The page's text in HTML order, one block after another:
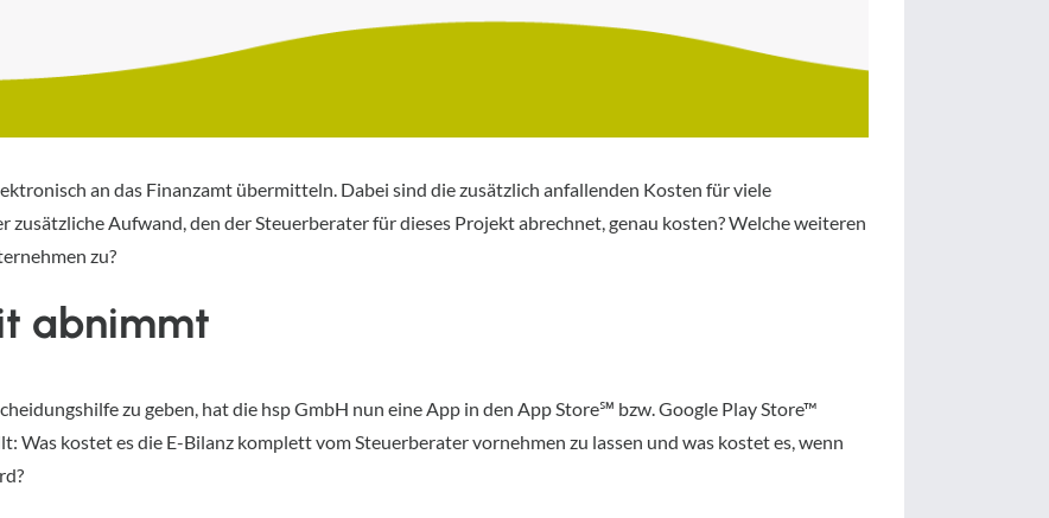
an das Finanzamt übermitteln. Dabei sind die zusätzlich anfallenden Kosten für viele
zusätzliche Aufwand, den der Steuerberater für dieses Projekt abrechnet, genau kosten? Welche weiteren
zu?
abnimmt
zu geben, hat die hsp GmbH nun eine App in den App Store℠ bzw. Google Play Store™
Was kostet es die E-Bilanz komplett vom Steuerberater vornehmen zu lassen und was kostet es, wenn